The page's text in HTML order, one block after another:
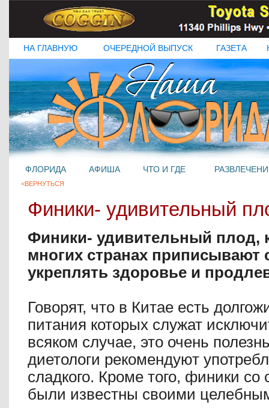
НА ГЛАВНУЮ ОЧЕРЕДНОЙ ВЫПУСК ГАЗЕТА
ФЛОРИДА АФИША ЧТО И ГДЕ
<ВЕРНУТЬСЯ
Финики- удивительный
Финики- удивительный плод,
многих странах приписывают
укреплять здоровье и
Говорят, что в Китае есть
питания которых служат
всяком случае, это очень
диетологи рекомендуют
сладкого. Кроме того, финики со
были известны своими